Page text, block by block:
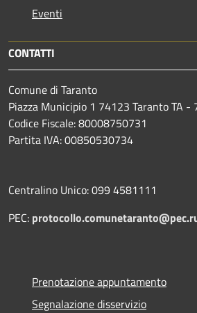
Eventi
CONTATTI
Comune di Taranto
Piazza Municipio 1 74123 Taranto TA
Codice Fiscale: 80008750731
Partita IVA: 00850530734
Centralino Unico: 099 4581111
PEC:
Prenotazione appuntamento
Segnalazione disservizio